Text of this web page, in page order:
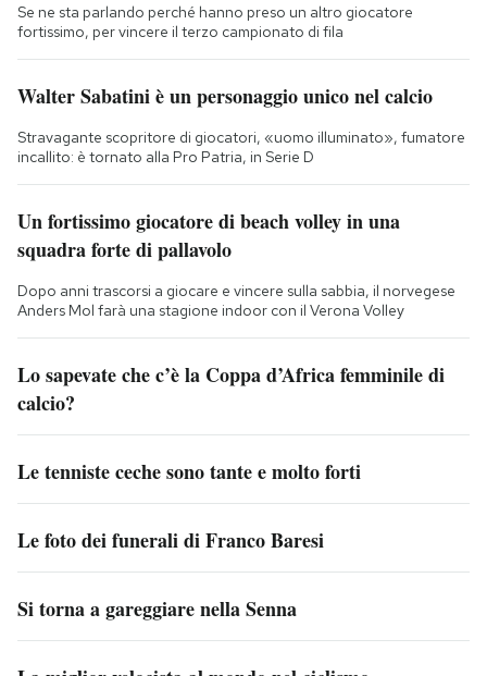
Se ne sta parlando perché hanno preso un altro giocatore
fortissimo, per vincere il terzo campionato di fila
Walter Sabatini è un personaggio unico nel calcio
Stravagante scopritore di giocatori, «uomo illuminato», fumatore
incallito: è tornato alla Pro Patria, in Serie D
Un fortissimo giocatore di beach volley in una
squadra forte di pallavolo
Dopo anni trascorsi a giocare e vincere sulla sabbia, il norvegese
Anders Mol farà una stagione indoor con il Verona Volley
Lo sapevate che c’è la Coppa d’Africa femminile di
calcio?
Le tenniste ceche sono tante e molto forti
Le foto dei funerali di Franco Baresi
Si torna a gareggiare nella Senna